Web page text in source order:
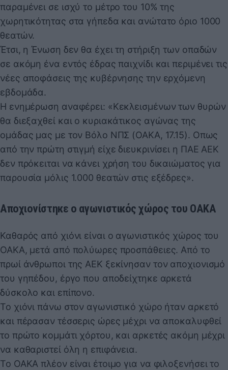
παραμένει σε ισχύ το μέτρο του 10% της
χωρητικότητας στα γήπεδα και ανώτατο όριο 1000
θεατών.
Έτσι, η Ένωση δεν θα έχει τη στήριξη των οπαδών
σε ακόμη ένα εντός έδρας παιχνίδι και περιμένει τις
νέες αποφάσεις της κυβέρνησης την ερχόμενη
εβδομάδα.
Η ενημέρωση αναφέρει: «Κεκλεισμένων των θυρών
θα διεξαχθεί και ο κυριακάτικος αγώνας της
ομάδας μας με τον Βόλο ΝΠΣ (ΟΑΚΑ, 17.15). Οπως
από την πρώτη στιγμή είχε διευκρινίσει η ΠΑΕ ΑΕΚ
δεν πρόκειται να κάνει χρήση του δικαιώματος για
παρουσία μόλις 1.000 θεατών στις εξέδρες».
Αποχιονίστηκε ο αγωνιστικός χώρος του ΟΑΚΑ
Καθαρός από χιόνι είναι ο αγωνιστικός χώρος του
ΟΑΚΑ, μετά από πολύωρες προσπάθειες. Από το
πρωί άνθρωποι της ΑΕΚ ξεκίνησαν τον αποχιονισμό
του γηπέδου, έργο που αποδείχτηκε αρκετά
δύσκολο και επίπονο.
Το χιόνι πάνω στον αγωνιστικό χώρο ήταν αρκετό
και πέρασαν τέσσερις ώρες μέχρι να αποκαλυφθεί
το πρώτο κομμάτι χόρτου, και αρκετές ακόμη μέχρι
να καθαριστεί όλη η επιφάνεια.
Το ΟΑΚΑ πλέον είναι έτοιμο για να φιλοξενήσει το